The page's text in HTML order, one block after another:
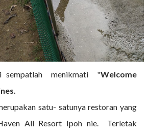
sempatlah menikmati "Welcome
satu- satunya restoran yang
All Resort Ipoh nie. Terletak